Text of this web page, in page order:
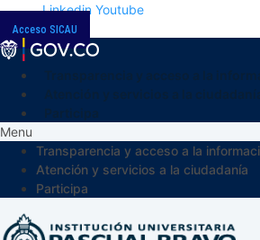
Linkedin Youtube
Acceso SICAU
Menu
Transparencia y acceso a la
Atención y servicios a la ciudadanía
Participa